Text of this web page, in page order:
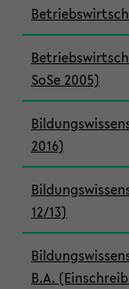
SoSe 2005)
2016)
12/13)
B.A.